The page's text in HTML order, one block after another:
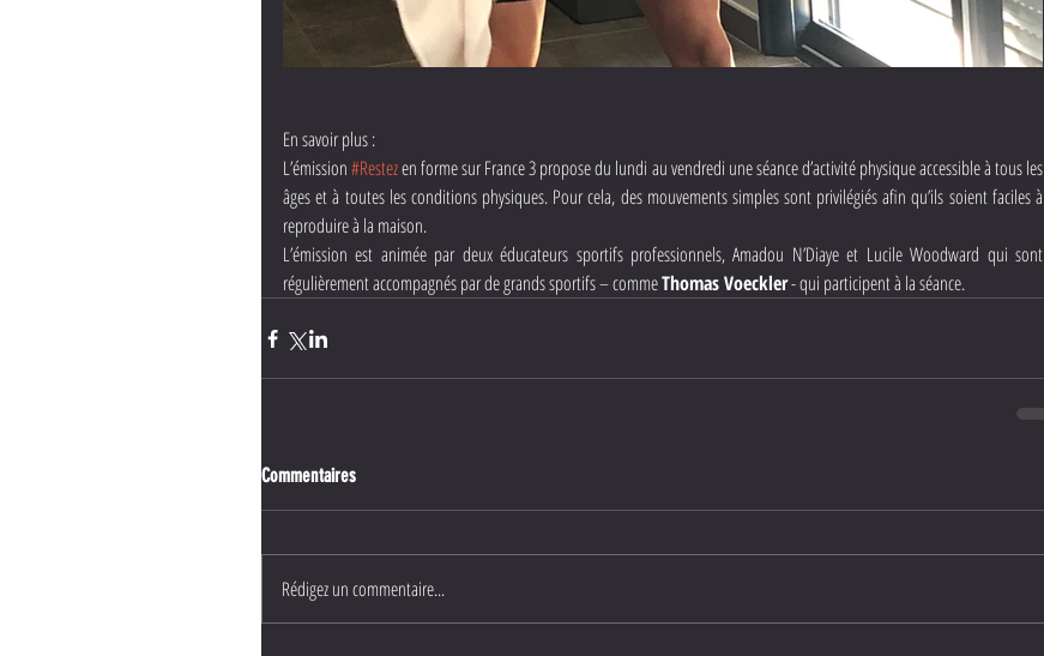
En savoir plus :
L’émission #Restez en forme sur France 3 propose du lundi au vendredi une séance d’activité physique accessible à tous les
âges et à toutes les conditions physiques. Pour cela, des mouvements simples sont privilégiés afin qu’ils soient faciles à
reproduire à la maison.
L’émission est animée par deux éducateurs sportifs professionnels, Amadou N’Diaye et Lucile Woodward qui sont
régulièrement accompagnés par de grands sportifs – comme Thomas Voeckler - qui participent à la séance.
Commentaires
Rédigez un commentaire...